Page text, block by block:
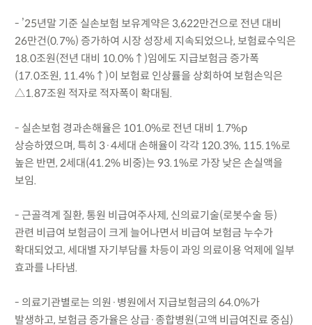
- ’25년말 기준 실손보험 보유계약은 3,622만건으로 전년 대비
26만건(0.7%) 증가하여 시장 성장세 지속되었으나, 보험료수익은
18.0조원(전년 대비 10.0%↑)임에도 지급보험금 증가폭
(17.0조원, 11.4%↑)이 보험료 인상률을 상회하여 보험손익은
△1.87조원 적자로 적자폭이 확대됨.
- 실손보험 경과손해율은 101.0%로 전년 대비 1.7%p
상승하였으며, 특히 3·4세대 손해율이 각각 120.3%, 115.1%로
높은 반면, 2세대(41.2% 비중)는 93.1%로 가장 낮은 손실액을
보임.
- 근골격계 질환, 통원 비급여주사제, 신의료기술(로봇수술 등)
관련 비급여 보험금이 크게 늘어나면서 비급여 보험금 누수가
확대되었고, 세대별 자기부담률 차등이 과잉 의료이용 억제에 일부
효과를 나타냄.
- 의료기관별로는 의원·병원에서 지급보험금의 64.0%가
발생하고, 보험금 증가율은 상급·종합병원(고액 비급여진료 중심)